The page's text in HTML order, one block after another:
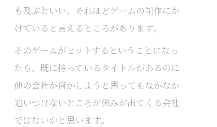
も及ぶといい、それほどゲームの制作にか
けていると言えるところがあります。
そのゲームがヒットするということになっ
たら、既に持っているタイトルがあるのに
他の会社が何かしようと思ってもなかなか
追いつけないところが強みが出てくる会社
ではないかと思います。